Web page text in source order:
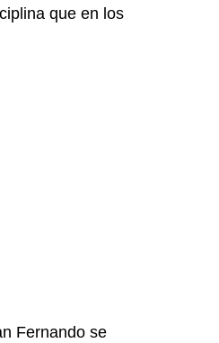
que en los
Fernando se